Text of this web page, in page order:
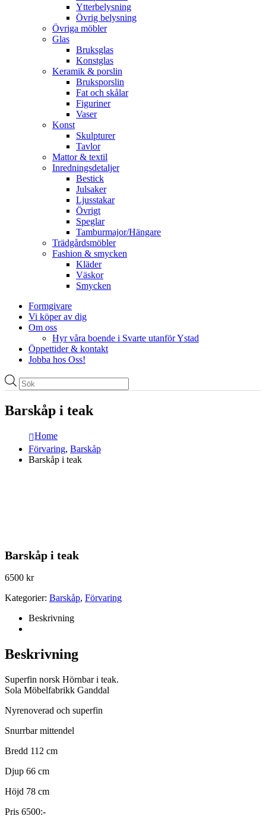
Ytterbelysning
Övrig belysning
Övriga möbler
Glas
Bruksglas
Konstglas
Keramik & porslin
Bruksporslin
Fat och skålar
Figuriner
Vaser
Konst
Skulpturer
Tavlor
Mattor & textil
Inredningsdetaljer
Bestick
Julsaker
Ljusstakar
Övrigt
Speglar
Tamburmajor/Hängare
Trädgårdsmöbler
Fashion & smycken
Kläder
Väskor
Smycken
Formgivare
Vi köper av dig
Om oss
Hyr våra boende i Svarte utanför Ystad
Öppettider & kontakt
Jobba hos Oss!
Produktsökning
Barskåp i teak
Home
Förvaring, Barskåp
Barskåp i teak
Barskåp i teak
6500 kr
Kategorier: Barskåp, Förvaring
Beskrivning
Beskrivning
Superfin norsk Hörnbar i teak.
Sola Möbelfabrikk Ganddal
Nyrenoverad och superfin
Snurrbar mittendel
Bredd 112 cm
Djup 66 cm
Höjd 78 cm
Pris 6500:-